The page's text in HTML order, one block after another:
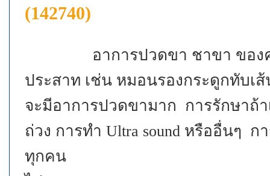
(142740)
อาการปวดขา ชาขา ของคุณ
ประสาท เช่น หมอนรองกระดูกทับเ
จะมีอาการปวดขามาก การรักษาถ้
ถ่วง การทำ Ultra sound หรืออื่นๆ
ทุกคน